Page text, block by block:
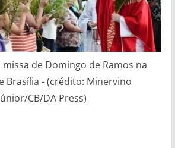
missa de Domingo de Ramos na
Brasília - (crédito: Minervino
CB/DA Press)